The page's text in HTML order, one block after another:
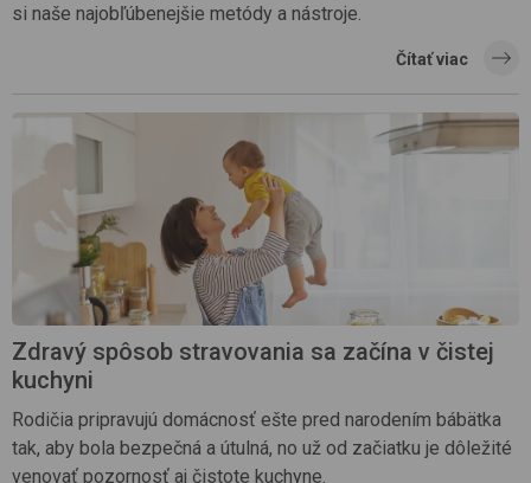
si naše najobľúbenejšie metódy a nástroje.
Čítať viac
Zdravý spôsob stravovania sa začína v čistej
kuchyni
Rodičia pripravujú domácnosť ešte pred narodením bábätka
tak, aby bola bezpečná a útulná, no už od začiatku je dôležité
venovať pozornosť aj čistote kuchyne.